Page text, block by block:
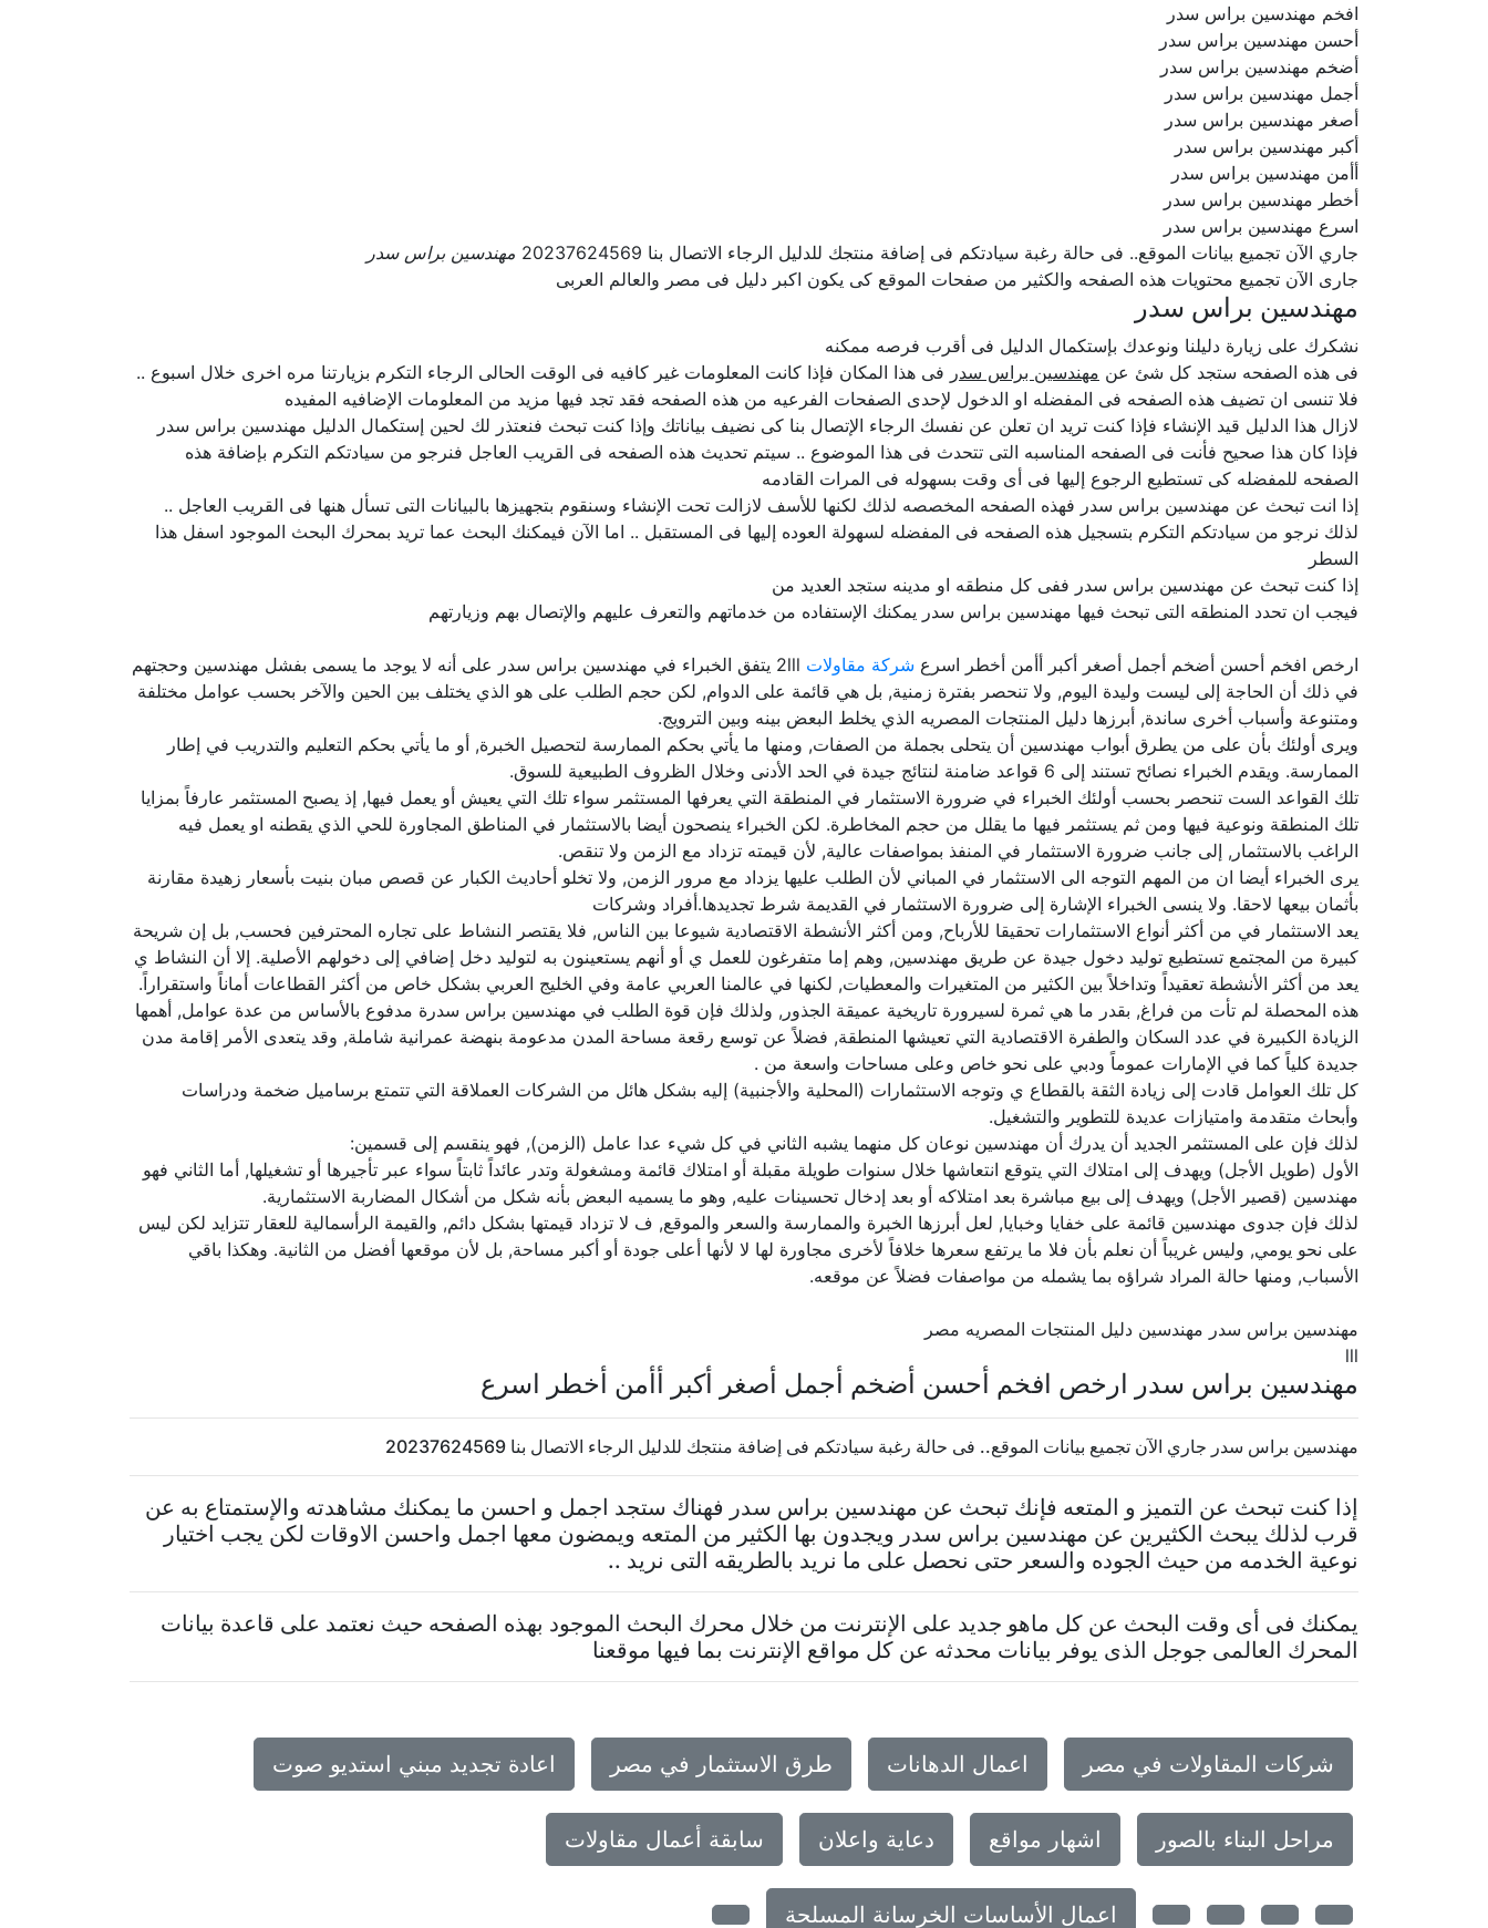
افخم مهندسين براس سدر
أحسن مهندسين براس سدر
أضخم مهندسين براس سدر
أجمل مهندسين براس سدر
أصغر مهندسين براس سدر
أكبر مهندسين براس سدر
أأمن مهندسين براس سدر
أخطر مهندسين براس سدر
اسرع مهندسين براس سدر
جاري الآن تجميع بيانات الموقع.. فى حالة رغبة سيادتكم فى إضافة منتجك للدليل الرجاء الاتصال بنا 20237624569
مهندسين براس سدر
جارى الآن تجميع محتويات هذه الصفحه والكثير من صفحات الموقع كى يكون اكبر دليل فى مصر والعالم العربى
مهندسين براس سدر
نشكرك على زيارة دليلنا ونوعدك بإستكمال الدليل فى أقرب فرصه ممكنه
فى هذه الصفحه ستجد كل شئ عن مهندسين براس سدر فى هذا المكان فإذا كانت المعلومات غير كافيه فى الوقت الحالى الرجاء التكرم بزيارتنا مره اخرى خلال اسبوع ..
فلا تنسى ان تضيف هذه الصفحه فى المفضله او الدخول لإحدى الصفحات الفرعيه من هذه الصفحه فقد تجد فيها مزيد من المعلومات الإضافيه المفيده
لازال هذا الدليل قيد الإنشاء فإذا كنت تريد ان تعلن عن نفسك الرجاء الإتصال بنا كى نضيف بياناتك وإذا كنت تبحث فنعتذر لك لحين إستكمال الدليل مهندسين براس سدر
فإذا كان هذا صحيح فأنت فى الصفحه المناسبه التى تتحدث فى هذا الموضوع .. سيتم تحديث هذه الصفحه فى القريب العاجل فنرجو من سيادتكم التكرم بإضافة هذه
الصفحه للمفضله كى تستطيع الرجوع إليها فى أى وقت بسهوله فى المرات القادمه
إذا انت تبحث عن مهندسين براس سدر فهذه الصفحه المخصصه لذلك لكنها للأسف لازالت تحت الإنشاء وسنقوم بتجهيزها بالبيانات التى تسأل هنها فى القريب العاجل ..
لذلك نرجو من سيادتكم التكرم بتسجيل هذه الصفحه فى المفضله لسهولة العوده إليها فى المستقبل .. اما الآن فيمكنك البحث عما تريد بمحرك البحث الموجود اسفل هذا
السطر
إذا كنت تبحث عن مهندسين براس سدر ففى كل منطقه او مدينه ستجد العديد من
فيجب ان تحدد المنطقه التى تبحث فيها مهندسين براس سدر يمكنك الإستفاده من خدماتهم والتعرف عليهم والإتصال بهم وزيارتهم
ارخص افخم أحسن أضخم أجمل أصغر أكبر أأمن أخطر اسرع شركة مقاولات
2lll يتفق الخبراء في مهندسين براس سدر على أنه لا يوجد ما يسمى بفشل مهندسين وحجتهم
في ذلك أن الحاجة إلى ليست وليدة اليوم, ولا تنحصر بفترة زمنية, بل هي قائمة على الدوام, لكن حجم الطلب على هو الذي يختلف بين الحين والآخر بحسب عوامل مختلفة
ومتنوعة وأسباب أخرى ساندة, أبرزها دليل المنتجات المصريه الذي يخلط البعض بينه وبين الترويج.
ويرى أولئك بأن على من يطرق أبواب مهندسين أن يتحلى بجملة من الصفات, ومنها ما يأتي بحكم الممارسة لتحصيل الخبرة, أو ما يأتي بحكم التعليم والتدريب في إطار
الممارسة. ويقدم الخبراء نصائح تستند إلى 6 قواعد ضامنة لنتائج جيدة في الحد الأدنى وخلال الظروف الطبيعية للسوق.
تلك القواعد الست تنحصر بحسب أولئك الخبراء في ضرورة الاستثمار في المنطقة التي يعرفها المستثمر سواء تلك التي يعيش أو يعمل فيها, إذ يصبح المستثمر عارفاً بمزايا
تلك المنطقة ونوعية فيها ومن ثم يستثمر فيها ما يقلل من حجم المخاطرة. لكن الخبراء ينصحون أيضا بالاستثمار في المناطق المجاورة للحي الذي يقطنه او يعمل فيه
الراغب بالاستثمار, إلى جانب ضرورة الاستثمار في المنفذ بمواصفات عالية, لأن قيمته تزداد مع الزمن ولا تنقص.
يرى الخبراء أيضا ان من المهم التوجه الى الاستثمار في المباني لأن الطلب عليها يزداد مع مرور الزمن, ولا تخلو أحاديث الكبار عن قصص مبان بنيت بأسعار زهيدة مقارنة
بأثمان بيعها لاحقا. ولا ينسى الخبراء الإشارة إلى ضرورة الاستثمار في القديمة شرط تجديدها.أفراد وشركات
يعد الاستثمار في من أكثر أنواع الاستثمارات تحقيقا للأرباح, ومن أكثر الأنشطة الاقتصادية شيوعا بين الناس, فلا يقتصر النشاط على تجاره المحترفين فحسب, بل إن شريحة
كبيرة من المجتمع تستطيع توليد دخول جيدة عن طريق مهندسين, وهم إما متفرغون للعمل ي أو أنهم يستعينون به لتوليد دخل إضافي إلى دخولهم الأصلية. إلا أن النشاط ي
يعد من أكثر الأنشطة تعقيداً وتداخلاً بين الكثير من المتغيرات والمعطيات, لكنها في عالمنا العربي عامة وفي الخليج العربي بشكل خاص من أكثر القطاعات أماناً واستقراراً.
هذه المحصلة لم تأت من فراغ, بقدر ما هي ثمرة لسيرورة تاريخية عميقة الجذور, ولذلك فإن قوة الطلب في مهندسين براس سدرة مدفوع بالأساس من عدة عوامل, أهمها
الزيادة الكبيرة في عدد السكان والطفرة الاقتصادية التي تعيشها المنطقة, فضلاً عن توسع رقعة مساحة المدن مدعومة بنهضة عمرانية شاملة, وقد يتعدى الأمر إقامة مدن
جديدة كلياً كما في الإمارات عموماً ودبي على نحو خاص وعلى مساحات واسعة من .
كل تلك العوامل قادت إلى زيادة الثقة بالقطاع ي وتوجه الاستثمارات (المحلية والأجنبية) إليه بشكل هائل من الشركات العملاقة التي تتمتع برساميل ضخمة ودراسات
وأبحاث متقدمة وامتيازات عديدة للتطوير والتشغيل.
لذلك فإن على المستثمر الجديد أن يدرك أن مهندسين نوعان كل منهما يشبه الثاني في كل شيء عدا عامل (الزمن), فهو ينقسم إلى قسمين:
الأول (طويل الأجل) ويهدف إلى امتلاك التي يتوقع انتعاشها خلال سنوات طويلة مقبلة أو امتلاك قائمة ومشغولة وتدر عائداً ثابتاً سواء عبر تأجيرها أو تشغيلها, أما الثاني فهو
مهندسين (قصير الأجل) ويهدف إلى بيع مباشرة بعد امتلاكه أو بعد إدخال تحسينات عليه, وهو ما يسميه البعض بأنه شكل من أشكال المضاربة الاستثمارية.
لذلك فإن جدوى مهندسين قائمة على خفايا وخبايا, لعل أبرزها الخبرة والممارسة والسعر والموقع, ف لا تزداد قيمتها بشكل دائم, والقيمة الرأسمالية للعقار تتزايد لكن ليس
على نحو يومي, وليس غريباً أن نعلم بأن فلا ما يرتفع سعرها خلافاً لأخرى مجاورة لها لا لأنها أعلى جودة أو أكبر مساحة, بل لأن موقعها أفضل من الثانية. وهكذا باقي
الأسباب, ومنها حالة المراد شراؤه بما يشمله من مواصفات فضلاً عن موقعه.
مهندسين براس سدر مهندسين دليل المنتجات المصريه مصر
lll
مهندسين براس سدر ارخص افخم أحسن أضخم أجمل أصغر أكبر أأمن أخطر اسرع
مهندسين براس سدر جاري الآن تجميع بيانات الموقع.. فى حالة رغبة سيادتكم فى إضافة منتجك للدليل الرجاء الاتصال بنا 20237624569
إذا كنت تبحث عن التميز و المتعه فإنك تبحث عن مهندسين براس سدر فهناك ستجد اجمل و احسن ما يمكنك مشاهدته والإستمتاع به عن
قرب لذلك يبحث الكثيرين عن مهندسين براس سدر ويجدون بها الكثير من المتعه ويمضون معها اجمل واحسن الاوقات لكن يجب اختيار
نوعية الخدمه من حيث الجوده والسعر حتى نحصل على ما نريد بالطريقه التى نريد ..
يمكنك فى أى وقت البحث عن كل ماهو جديد على الإنترنت من خلال محرك البحث الموجود بهذه الصفحه حيث نعتمد على قاعدة بيانات
المحرك العالمى جوجل الذى يوفر بيانات محدثه عن كل مواقع الإنترنت بما فيها موقعنا
شركات المقاولات في مصر اعمال الدهانات طرق الاستثمار في مصر اعادة تجديد مبني استديو صوت
مراحل البناء بالصور اشهار مواقع دعاية واعلان سابقة أعمال مقاولات
اعمال الأساسات الخرسانة المسلحة